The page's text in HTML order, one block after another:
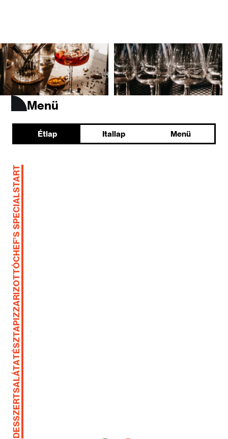
Menü
Étlap Itallap Menü
START
CHEF’S SPECIAL
RIZOTTÓ
PIZZA
TÉSZTA
SALÁTA
DESSZERT